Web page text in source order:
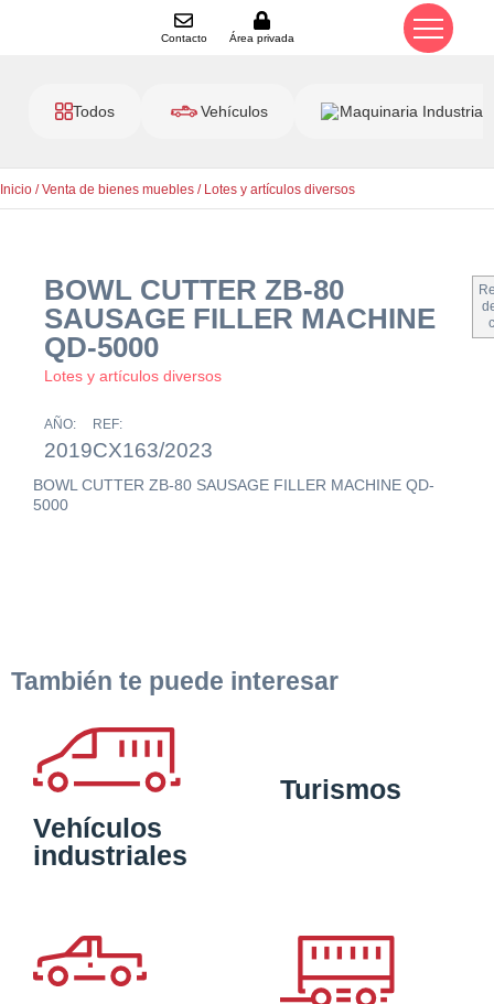
Contacto Área privada
Todos Vehículos Maquinaria Industrial
Inicio /Venta de bienes muebles / Lotes y artículos diversos
BOWL CUTTER ZB-80
SAUSAGE FILLER MACHINE
QD-5000
Lotes y artículos diversos
AÑO:
2019
REF:
CX163/2023
BOWL CUTTER ZB-80 SAUSAGE FILLER MACHINE QD-
5000
También te puede interesar
Vehículos
industriales
Turismos